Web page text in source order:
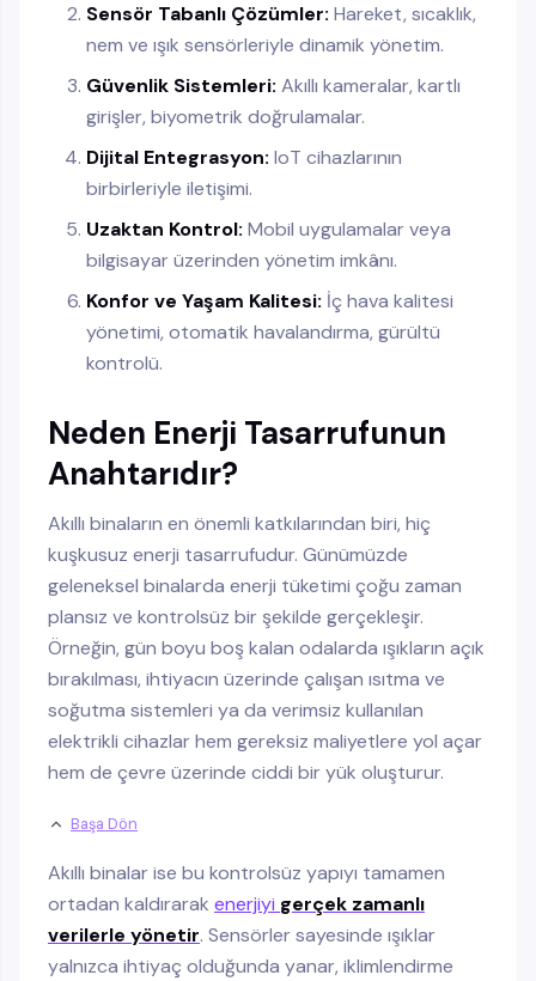
Sensör Tabanlı Çözümler: Hareket, sıcaklık,
nem ve ışık sensörleriyle dinamik yönetim.
Güvenlik Sistemleri: Akıllı kameralar, kartlı
girişler, biyometrik doğrulamalar.
Dijital Entegrasyon: IoT cihazlarının
birbirleriyle iletişimi.
Uzaktan Kontrol: Mobil uygulamalar veya
bilgisayar üzerinden yönetim imkânı.
Konfor ve Yaşam Kalitesi: İç hava kalitesi
yönetimi, otomatik havalandırma, gürültü
kontrolü.
Neden Enerji Tasarrufunun
Anahtarıdır?
Akıllı binaların en önemli katkılarından biri, hiç
kuşkusuz enerji tasarrufudur. Günümüzde
geleneksel binalarda enerji tüketimi çoğu zaman
plansız ve kontrolsüz bir şekilde gerçekleşir.
Örneğin, gün boyu boş kalan odalarda ışıkların açık
bırakılması, ihtiyacın üzerinde çalışan ısıtma ve
soğutma sistemleri ya da verimsiz kullanılan
elektrikli cihazlar hem gereksiz maliyetlere yol açar
hem de çevre üzerinde ciddi bir yük oluşturur.
Başa Dön
Akıllı binalar ise bu kontrolsüz yapıyı tamamen
ortadan kaldırarak enerjiyi gerçek zamanlı
verilerle yönetir. Sensörler sayesinde ışıklar
yalnızca ihtiyaç olduğunda yanar, iklimlendirme